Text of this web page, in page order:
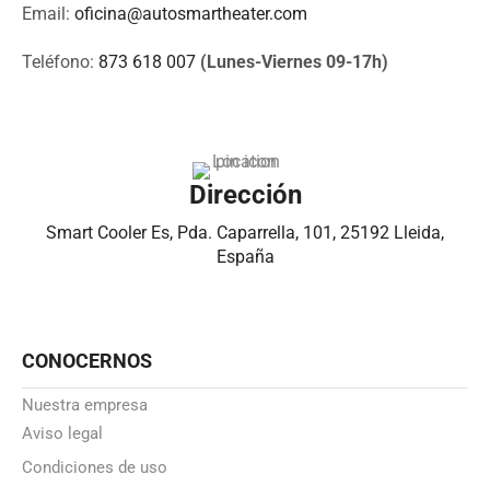
Email: oficina@autosmartheater.com
Teléfono: 873 618 007 (Lunes-Viernes 09-17h)
Dirección
Smart Cooler Es, Pda. Caparrella, 101, 25192 Lleida,
España
CONOCERNOS
Nuestra empresa
Aviso legal
Condiciones de uso